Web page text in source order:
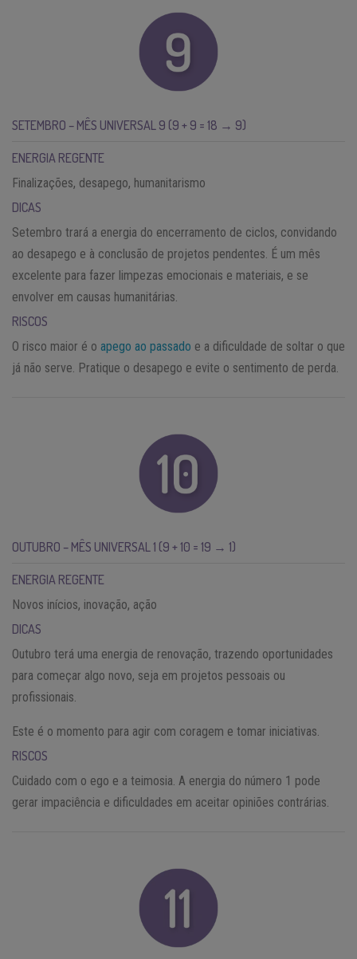
SETEMBRO – MÊS UNIVERSAL 9 (9 + 9 = 18 → 9)
ENERGIA REGENTE
Finalizações, desapego, humanitarismo
DICAS
Setembro trará a energia do encerramento de ciclos, convidando
ao desapego e à conclusão de projetos pendentes. É um mês
excelente para fazer limpezas emocionais e materiais, e se
envolver em causas humanitárias.
RISCOS
O risco maior é o apego ao passado e a dificuldade de soltar o que
já não serve. Pratique o desapego e evite o sentimento de perda.
OUTUBRO – MÊS UNIVERSAL 1 (9 + 10 = 19 → 1)
ENERGIA REGENTE
Novos inícios, inovação, ação
DICAS
Outubro terá uma energia de renovação, trazendo oportunidades
para começar algo novo, seja em projetos pessoais ou
profissionais.
Este é o momento para agir com coragem e tomar iniciativas.
RISCOS
Cuidado com o ego e a teimosia. A energia do número 1 pode
gerar impaciência e dificuldades em aceitar opiniões contrárias.